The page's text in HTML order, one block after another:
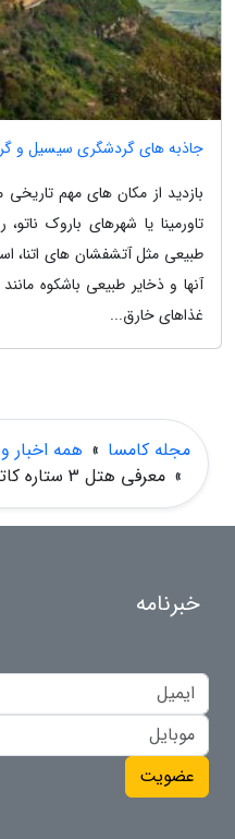
جاذبه های گردشگری سیسیل و
بازدید از مکان های مهم تاریخی
تاورمینا یا شهرهای باروک
طبیعی مثل آتشفشان های اتنا،
آنها و ذخایر طبیعی باشکوه
غذاهای خارق...
مجله کامسا » همه اخبار
» معرفی هتل 3 ستاره کاتالونیا کستلنو در بارسلونا
خبرنامه
عضویت